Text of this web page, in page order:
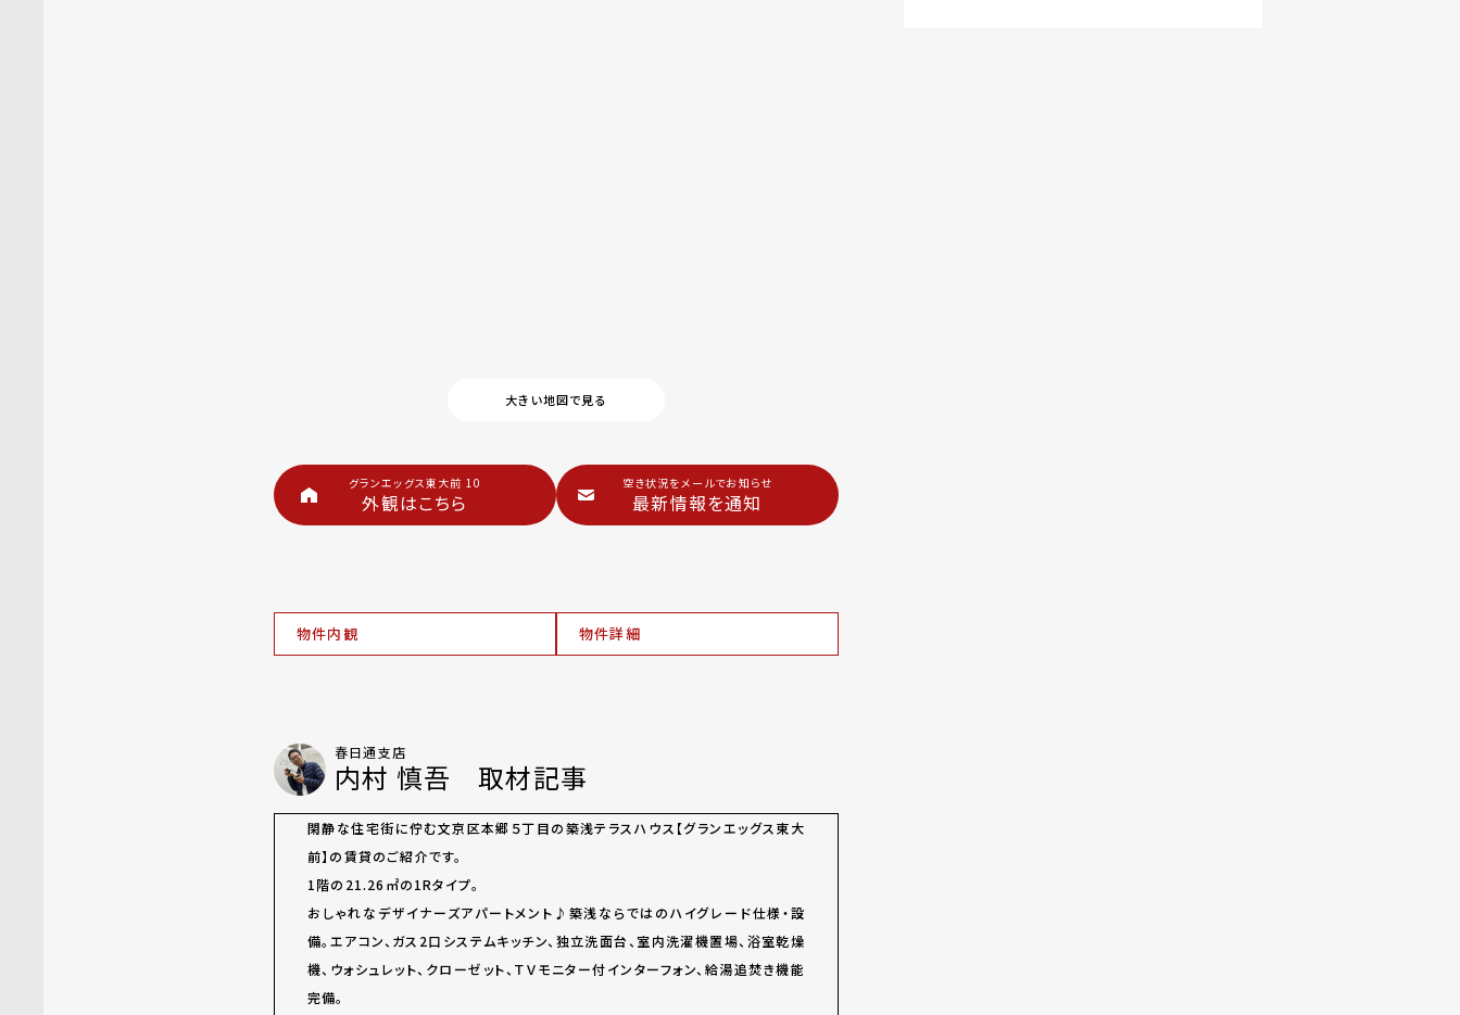
大きい地図で見る
グランエッグス東大前 10
外観はこちら
空き状況をメールでお知らせ
最新情報を通知
物件内観 物件詳細
春日通支店
内村 慎吾 取材記事
閑静な住宅街に佇む文京区本郷５丁目の築浅テラスハウス【グランエッグス東大
前】の賃貸のご紹介です。
1階の21.26㎡の1Rタイプ。
おしゃれなデザイナーズアパートメント♪築浅ならではのハイグレード仕様・設
備。エアコン、ガス2口システムキッチン、独立洗面台、室内洗濯機置場、浴室乾燥
機、ウォシュレット、クローゼット、ＴＶモニター付インターフォン、給湯追焚き機能
完備。